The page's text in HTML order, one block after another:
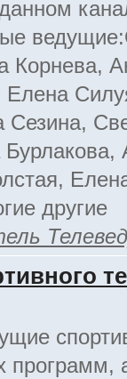
Корнева,
Елена
Сезина,
другие
программ,